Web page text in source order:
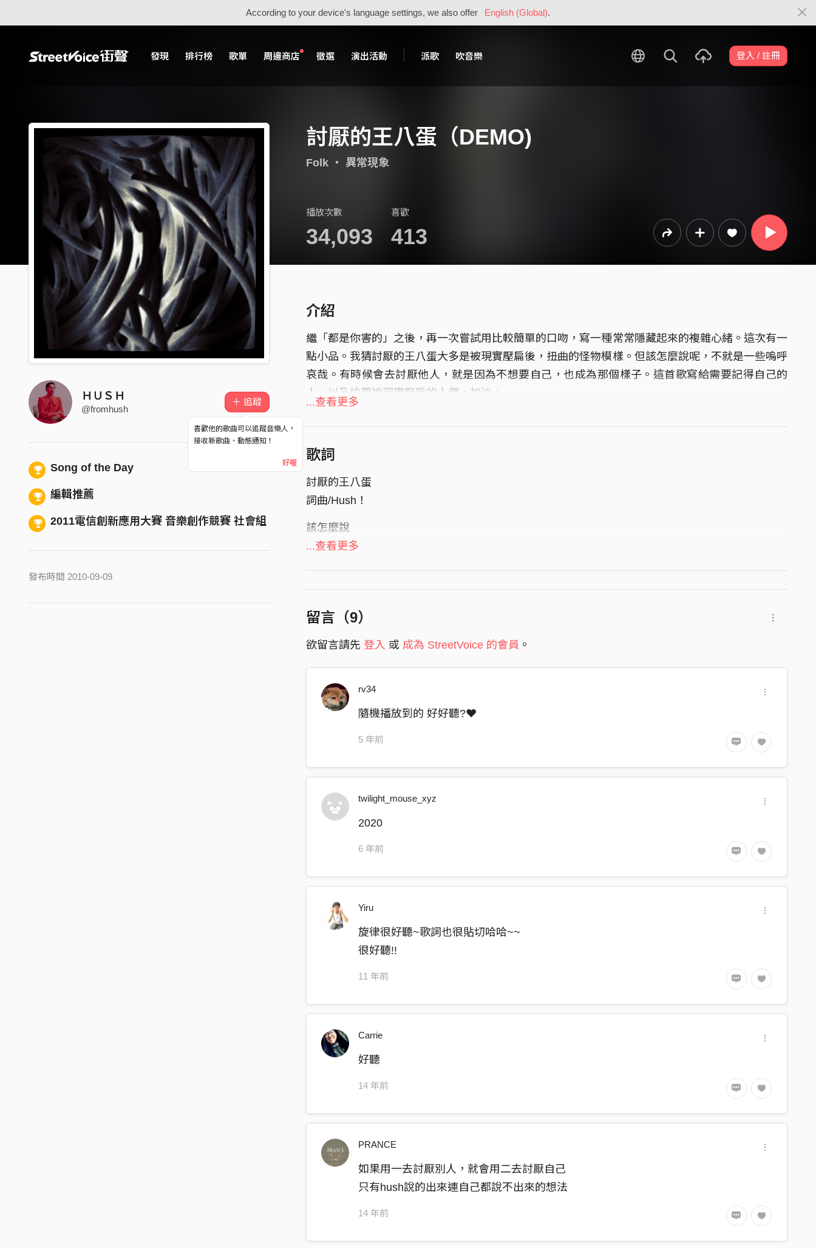
According to your device's language settings, we also offer English (Global).
發現 排行榜 歌單 周邊商店 徵選 演出活動 派歌 吹音樂 登入 / 註冊
討厭的王八蛋（DEMO)
Folk・ 異常現象
播放次數
34,093
喜歡
413
ＨＵＳＨ
@fromhush
＋ 追蹤
喜歡他的歌曲可以追蹤音樂人，
接收新歌曲、動態通知！
好喔
Song of the Day
編輯推薦
2011電信創新應用大賽 音樂創作競賽 社會組
發布時間 2010-09-09
介紹
繼「都是你害的」之後，再一次嘗試用比較簡單的口吻，寫一種常常隱藏起來的複雜心緒。這次有一
點小品。我猜討厭的王八蛋大多是被現實壓扁後，扭曲的怪物模樣。但該怎麼說呢，不就是一些嗚呼
哀哉。有時候會去討厭他人，就是因為不想要自己，也成為那個樣子。這首歌寫給需要記得自己的
人，以及快要被現實壓扁的人們。加油。
...查看更多
歌詞
討厭的王八蛋
詞曲/Hush！
該怎麼說
不就是一些徬徨無奈？
該怎麼辦
在黃昏時候覺得傷感
太陽還會不會出來？
還要過完
能不能有時候
也可以像別人一樣偷懶
變成自己討厭的王八蛋
連自己的臉都認不出來
不就是一些嗚呼哀哉
卻好像快要死掉
該怎麼辦
在午夜時分哭了起來
親愛的你會不會來
無論如何到了明天也許就會好轉
...查看更多
留言（9）
欲留言請先 登入 或 成為 StreetVoice 的會員 。
rv34
隨機播放到的 好好聽?❤
5 年前
twilight_mouse_xyz
2020
6 年前
Yiru
旋律很好聽~歌詞也很貼切哈哈~~
很好聽!!
11 年前
Carrie
好聽
14 年前
PRANCE
如果用一去討厭別人，就會用二去討厭自己
只有hush說的出來連自己都說不出來的想法
14 年前